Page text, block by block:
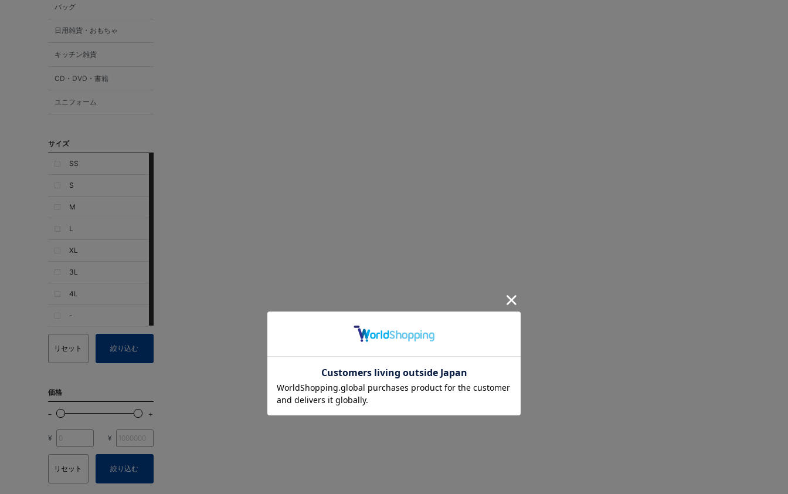
バッグ
日用雑貨・おもちゃ
キッチン雑貨
CD・DVD・書籍
ユニフォーム
サイズ
SS
S
M
L
XL
3L
4L
-
リセット 絞り込む
価格
¥ ¥
リセット 絞り込む